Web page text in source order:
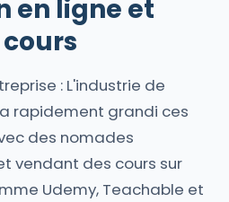
en ligne et
: L'industrie de
rapidement grandi ces
des nomades
vendant des cours sur
Udemy, Teachable et